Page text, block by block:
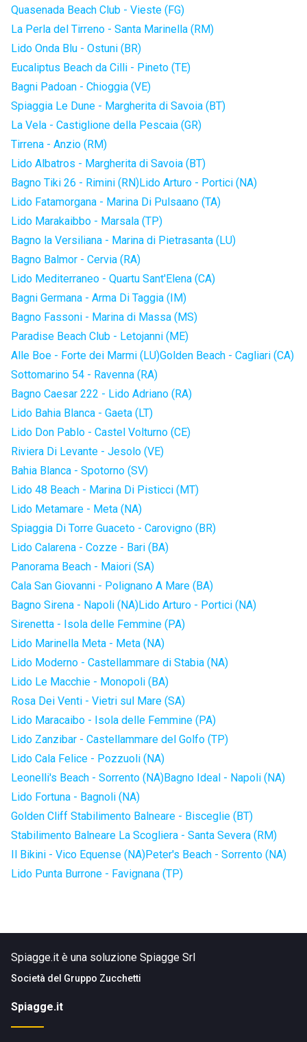
Quasenada Beach Club - Vieste (FG)
La Perla del Tirreno - Santa Marinella (RM)
Lido Onda Blu - Ostuni (BR)
Eucaliptus Beach da Cilli - Pineto (TE)
Bagni Padoan - Chioggia (VE)
Spiaggia Le Dune - Margherita di Savoia (BT)
La Vela - Castiglione della Pescaia (GR)
Tirrena - Anzio (RM)
Lido Albatros - Margherita di Savoia (BT)
Bagno Tiki 26 - Rimini (RN)Lido Arturo - Portici (NA)
Lido Fatamorgana - Marina Di Pulsaano (TA)
Lido Marakaibbo - Marsala (TP)
Bagno la Versiliana - Marina di Pietrasanta (LU)
Bagno Balmor - Cervia (RA)
Lido Mediterraneo - Quartu Sant'Elena (CA)
Bagni Germana - Arma Di Taggia (IM)
Bagno Fassoni - Marina di Massa (MS)
Paradise Beach Club - Letojanni (ME)
Alle Boe - Forte dei Marmi (LU)Golden Beach - Cagliari (CA)
Sottomarino 54 - Ravenna (RA)
Bagno Caesar 222 - Lido Adriano (RA)
Lido Bahia Blanca - Gaeta (LT)
Lido Don Pablo - Castel Volturno (CE)
Riviera Di Levante - Jesolo (VE)
Bahia Blanca - Spotorno (SV)
Lido 48 Beach - Marina Di Pisticci (MT)
Lido Metamare - Meta (NA)
Spiaggia Di Torre Guaceto - Carovigno (BR)
Lido Calarena - Cozze - Bari (BA)
Panorama Beach - Maiori (SA)
Cala San Giovanni - Polignano A Mare (BA)
Bagno Sirena - Napoli (NA)Lido Arturo - Portici (NA)
Sirenetta - Isola delle Femmine (PA)
Lido Marinella Meta - Meta (NA)
Lido Moderno - Castellammare di Stabia (NA)
Lido Le Macchie - Monopoli (BA)
Rosa Dei Venti - Vietri sul Mare (SA)
Lido Maracaibo - Isola delle Femmine (PA)
Lido Zanzibar - Castellammare del Golfo (TP)
Lido Cala Felice - Pozzuoli (NA)
Leonelli's Beach - Sorrento (NA)Bagno Ideal - Napoli (NA)
Lido Fortuna - Bagnoli (NA)
Golden Cliff Stabilimento Balneare - Bisceglie (BT)
Stabilimento Balneare La Scogliera - Santa Severa (RM)
Il Bikini - Vico Equense (NA)Peter's Beach - Sorrento (NA)
Lido Punta Burrone - Favignana (TP)
Spiagge.it è una soluzione Spiagge Srl
Società del Gruppo Zucchetti
Spiagge.it